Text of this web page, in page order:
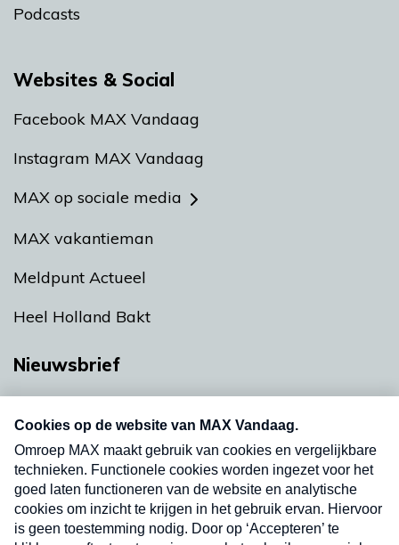
Podcasts
Websites & Social
Facebook MAX Vandaag
Instagram MAX Vandaag
MAX op sociale media
MAX vakantieman
Meldpunt Actueel
Heel Holland Bakt
Nieuwsbrief
nieuwsbrief. Elke vrijdag- en dinsdagochtend in
uw mailbox.
Verzend